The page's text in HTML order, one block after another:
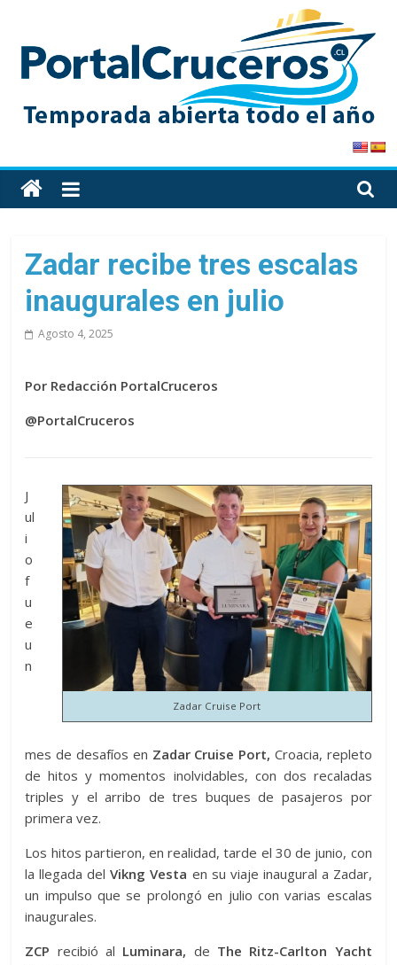
content
PortalCruceros
Toda
la
de
cruceros
en
un
solo
Zadar recibe tres escalas
inaugurales en julio
Agosto 4, 2025
Por Redacción PortalCruceros
@PortalCruceros
Zadar Cruise Port
J
ul
i
o
f
u
e
u
n
mes de desafíos en Zadar Cruise Port, Croacia, repleto
de hitos y momentos inolvidables, con dos recaladas
triples y el arribo de tres buques de pasajeros por
primera vez.
Los hitos partieron, en realidad, tarde el 30 de junio, con
la llegada delVikng Vesta en su viaje inaugural a Zadar,
un impulso que se prolongó en julio con varias escalas
inaugurales.
ZCP recibió al Luminara, de The Ritz-Carlton Yacht